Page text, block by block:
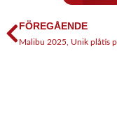
FÖREGÅENDE